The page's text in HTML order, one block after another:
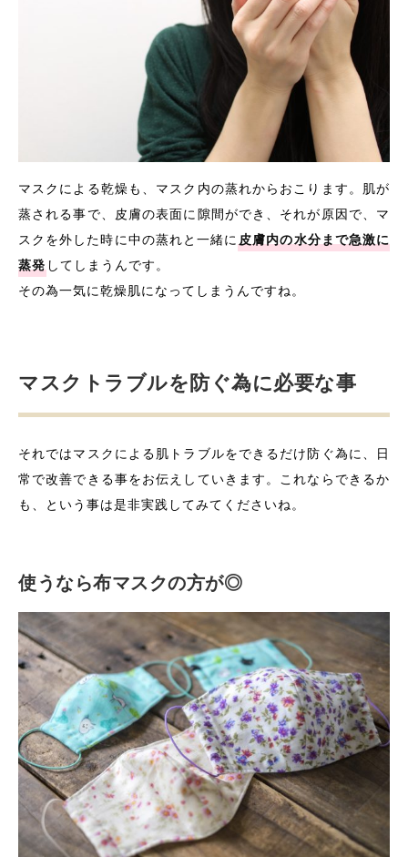
マスクによる乾燥も、マスク内の蒸れからおこります。肌が
蒸される事で、皮膚の表面に隙間ができ、それが原因で、マ
スクを外した時に中の蒸れと一緒に 皮膚内の水分まで急激に
蒸発 してしまうんです。
その為一気に乾燥肌になってしまうんですね。
マスクトラブルを防ぐ為に必要な事
それではマスクによる肌トラブルをできるだけ防ぐ為に、日
常で改善できる事をお伝えしていきます。これならできるか
も、という事は是非実践してみてくださいね。
使うなら布マスクの方が◎